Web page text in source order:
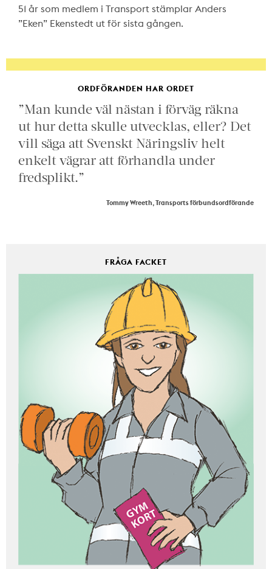
51 år som medlem i Transport stämplar Anders
”Eken” Ekenstedt ut för sista gången.
ORDFÖRANDEN HAR ORDET
”Man kunde väl nästan i förväg räkna
ut hur detta skulle utvecklas, eller? Det
vill säga att Svenskt Näringsliv helt
enkelt vägrar att förhandla under
fredsplikt.”
Tommy Wreeth, Transports förbundsordförande
FRÅGA FACKET